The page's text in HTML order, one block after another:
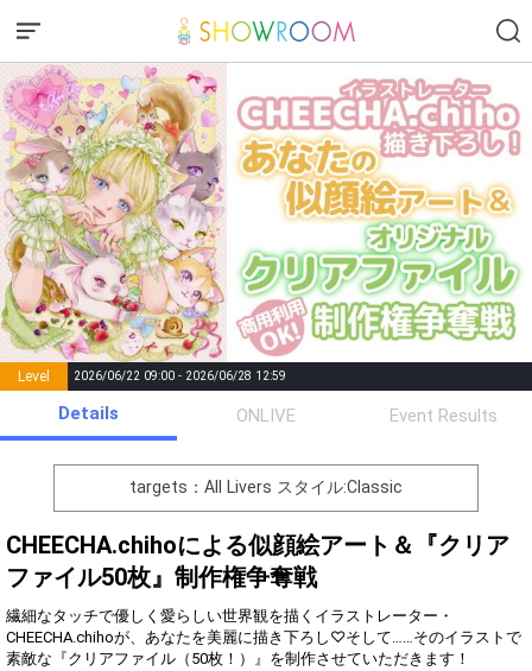
Level 2026/06/22 09:00 - 2026/06/28 12:59
Points List of Goal
number of
positions
Rema
0 Event Begins!
オリジナルアバター制作権獲
得！
Gifting
Throw gifts to the stage and join
the live performance.
You can post comments. Please
refrain from posting comments
Details ONLIVE Event Results
targets：All Livers スタイル:Classic
CHEECHA.chihoによる似顔絵アート＆『クリア
ファイル50枚』制作権争奪戦
繊細なタッチで優しく愛らしい世界観を描くイラストレーター・
CHEECHA.chihoが、あなたを美麗に描き下ろし♡そして……そのイラストで
素敵な『クリアファイル（50枚！）』を制作させていただきます！